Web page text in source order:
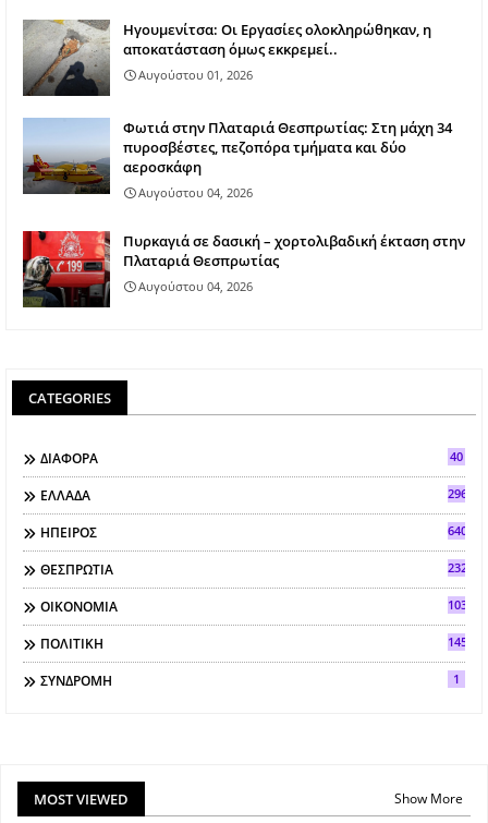
Ηγουμενίτσα: Οι Εργασίες ολοκληρώθηκαν, η
αποκατάσταση όμως εκκρεμεί..
Αυγούστου 01, 2026
Φωτιά στην Πλαταριά Θεσπρωτίας: Στη μάχη 34
πυροσβέστες, πεζοπόρα τμήματα και δύο
αεροσκάφη
Αυγούστου 04, 2026
Πυρκαγιά σε δασική – χορτολιβαδική έκταση στην
Πλαταριά Θεσπρωτίας
Αυγούστου 04, 2026
CATEGORIES
ΔΙΑΦΟΡΑ 40
ΕΛΛΑΔΑ 296
ΗΠΕΙΡΟΣ 640
ΘΕΣΠΡΩΤΙΑ 2323
ΟΙΚΟΝΟΜΙΑ 103
ΠΟΛΙΤΙΚΗ 145
ΣΥΝΔΡΟΜΗ 1
MOST VIEWED Show More